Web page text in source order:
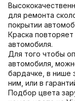
для ремонта
покрытии
Краска
автомобиля.
Для того чтобы
автомобиля,
бардачке, в нише
ним, или в
Подбор цвета